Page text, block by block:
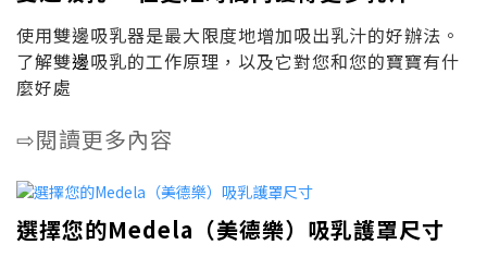
使用雙邊吸乳器是最大限度地增加吸出乳汁的好辦法。
了解雙邊吸乳的工作原理，以及它對您和您的寶寶有什
麼好處
⇨閱讀更多內容
選擇您的Medela（美德樂）吸乳護罩尺寸